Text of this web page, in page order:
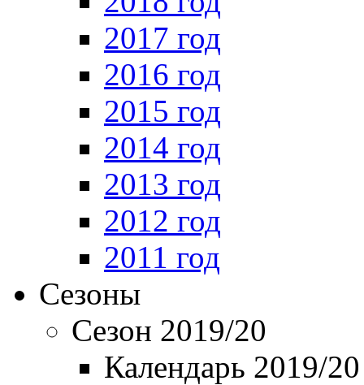
2017 год
2016 год
2015 год
2014 год
2013 год
2012 год
2011 год
Сезоны
Сезон 2019/20
Календарь 2019/20